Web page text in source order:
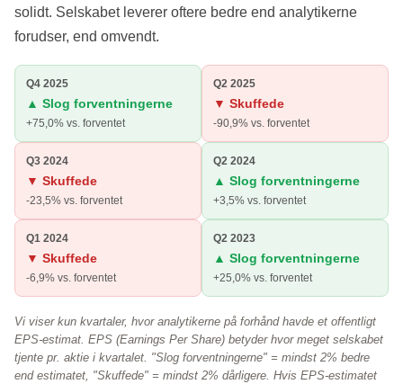
solidt. Selskabet leverer oftere bedre end analytikerne
forudser, end omvendt.
Q4 2025
▲ Slog forventningerne
+75,0% vs. forventet
Q2 2025
▼ Skuffede
-90,9% vs. forventet
Q3 2024
▼ Skuffede
-23,5% vs. forventet
Q2 2024
▲ Slog forventningerne
+3,5% vs. forventet
Q1 2024
▼ Skuffede
-6,9% vs. forventet
Q2 2023
▲ Slog forventningerne
+25,0% vs. forventet
Vi viser kun kvartaler, hvor analytikerne på forhånd havde et offentligt
EPS-estimat. EPS (Earnings Per Share) betyder hvor meget selskabet
tjente pr. aktie i kvartalet. "Slog forventningerne" = mindst 2% bedre
end estimatet, "Skuffede" = mindst 2% dårligere. Hvis EPS-estimatet